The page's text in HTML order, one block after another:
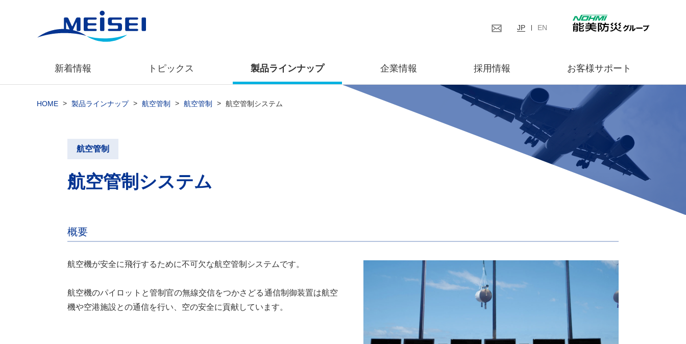
JP EN
新着情報 トピックス 製品ラインナップ 企業情報 採用情報 お客様サポート
HOME > 製品ラインナップ > 航空管制 > 航空管制 > 航空管制システム
航空管制
航空管制システム
概要
航空機が安全に飛行するために不可欠な航空管制システムです。
航空機のパイロットと管制官の無線交信をつかさどる通信制御装置は航空
機や空港施設との通信を行い、空の安全に貢献しています。